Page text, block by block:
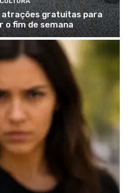
gratuitas para
o fim de semana